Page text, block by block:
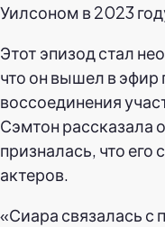
Уилсоном в 2023
Этот эпизод стал
что он вышел в эфир
воссоединения
Сэмтон рассказала
призналась, что
актеров.
«Сиара связалась с